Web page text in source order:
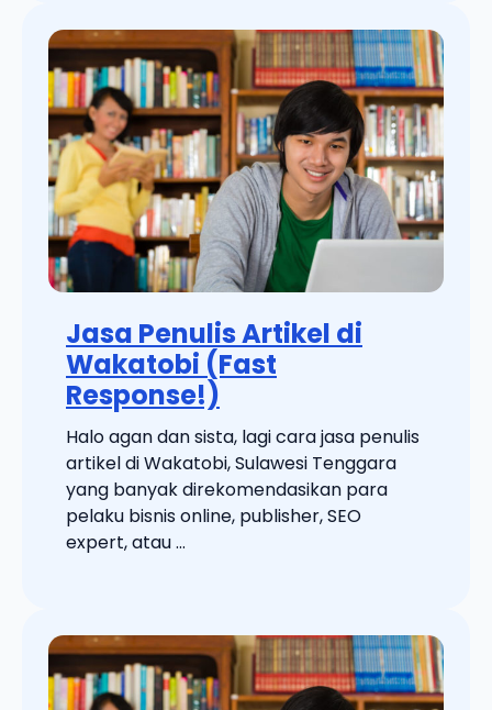
Jasa Penulis Artikel di
Wakatobi (Fast
Response!)
Halo agan dan sista, lagi cara jasa penulis
artikel di Wakatobi, Sulawesi Tenggara
yang banyak direkomendasikan para
pelaku bisnis online, publisher, SEO
expert, atau ...